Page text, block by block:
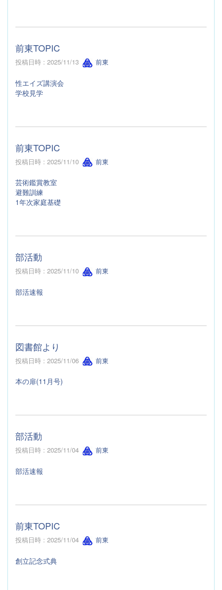
前東TOPIC
投稿日時 : 2025/11/13 前東
性エイズ講演会
学校見学
前東TOPIC
投稿日時 : 2025/11/10 前東
芸術鑑賞教室
避難訓練
1年次家庭基礎
部活動
投稿日時 : 2025/11/10 前東
部活速報
図書館より
投稿日時 : 2025/11/06 前東
本の扉(11月号)
部活動
投稿日時 : 2025/11/04 前東
部活速報
前東TOPIC
投稿日時 : 2025/11/04 前東
創立記念式典